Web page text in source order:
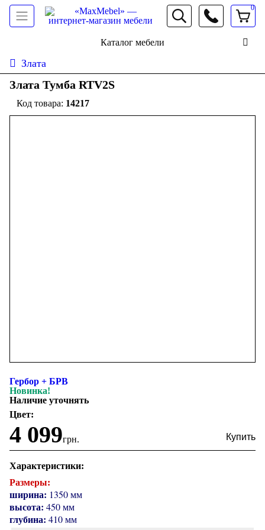
066 472 19 61
0
Каталог мебели
Злата
Злата Тумба RTV2S
14217
Гербор + БРВ
Новинка!
Наличие уточнять
Цвет:
4 099грн.
Характеристики:
Размеры:
ширина: 1350 мм
высота: 450 мм
глубина: 410 мм